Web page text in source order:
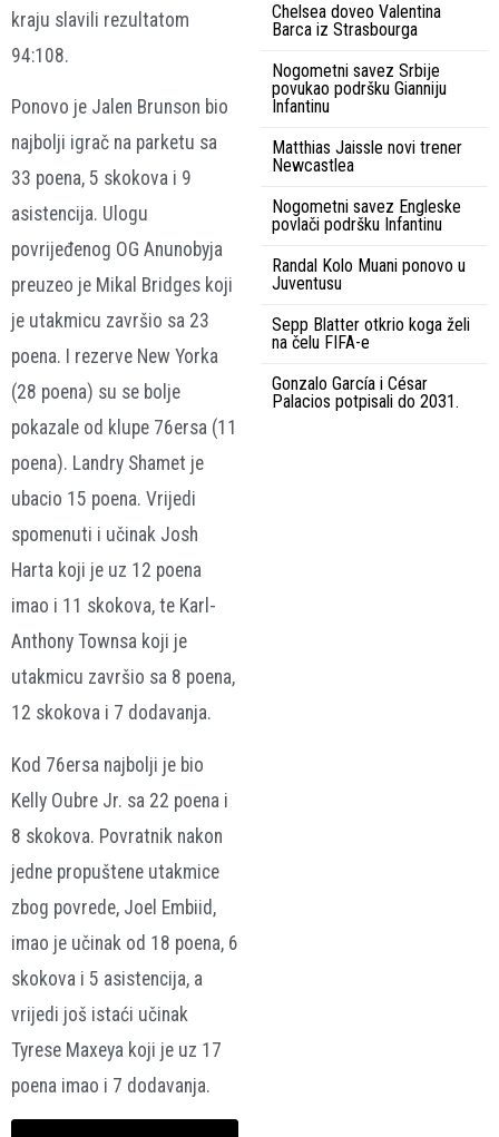
kraju slavili rezultatom
94:108.
Ponovo je Jalen Brunson bio
najbolji igrač na parketu sa
33 poena, 5 skokova i 9
asistencija. Ulogu
povrijeđenog OG Anunobyja
preuzeo je Mikal Bridges koji
je utakmicu završio sa 23
poena. I rezerve New Yorka
(28 poena) su se bolje
pokazale od klupe 76ersa (11
poena). Landry Shamet je
ubacio 15 poena. Vrijedi
spomenuti i učinak Josh
Harta koji je uz 12 poena
imao i 11 skokova, te Karl-
Anthony Townsa koji je
utakmicu završio sa 8 poena,
12 skokova i 7 dodavanja.
Kod 76ersa najbolji je bio
Kelly Oubre Jr. sa 22 poena i
8 skokova. Povratnik nakon
jedne propuštene utakmice
zbog povrede, Joel Embiid,
imao je učinak od 18 poena, 6
skokova i 5 asistencija, a
vrijedi još istaći učinak
Tyrese Maxeya koji je uz 17
poena imao i 7 dodavanja.
Chelsea doveo Valentina
Barca iz Strasbourga
Nogometni savez Srbije
povukao podršku Gianniju
Infantinu
Matthias Jaissle novi trener
Newcastlea
Nogometni savez Engleske
povlači podršku Infantinu
Randal Kolo Muani ponovo u
Juventusu
Sepp Blatter otkrio koga želi
na čelu FIFA-e
Gonzalo García i César
Palacios potpisali do 2031.